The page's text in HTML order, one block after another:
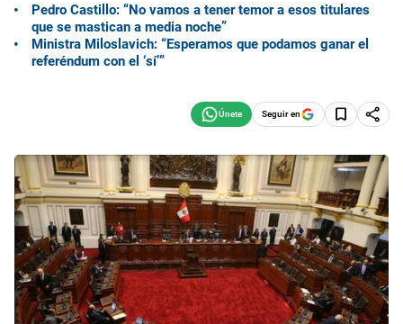
Pedro Castillo: “No vamos a tener temor a esos titulares
que se mastican a media noche”
Ministra Miloslavich: “Esperamos que podamos ganar el
referéndum con el ‘sí’”
Seguir en